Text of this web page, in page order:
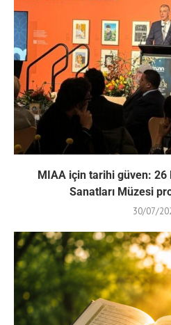
MIAA için tarihi güven: 26
Sanatları Müzesi
30/07/